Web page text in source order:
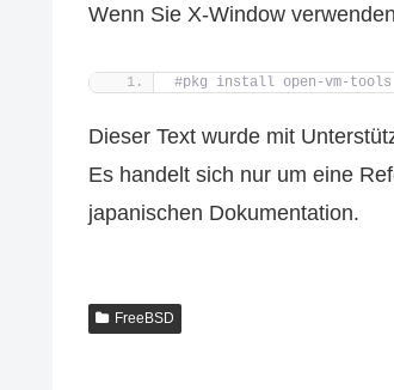
Wenn Sie X-Window
#pkg install open-vm-tools
Dieser Text wurde mit
Es handelt sich nur um eine
japanischen Dokumentation.
FreeBSD